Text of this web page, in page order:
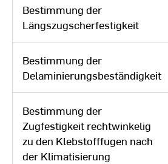
Bestimmung der
Längszugscherfestigkeit
Bestimmung der
Delaminierungsbeständigkeit
Bestimmung der
Zugfestigkeit rechtwinkelig
zu den Klebstofffugen nach
der Klimatisierung